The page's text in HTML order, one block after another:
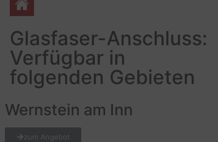
Glasfaser-Anschluss:
Verfügbar in
folgenden Gebieten
Wernstein am Inn
zum Angebot